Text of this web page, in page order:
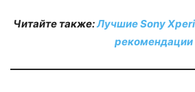
Читайте также:Лучшие Sony
рекомендации